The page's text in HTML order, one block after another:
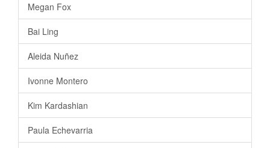
Megan Fox
Bai Ling
Aleida Nuñez
Ivonne Montero
Kim Kardashian
Paula Echevarria